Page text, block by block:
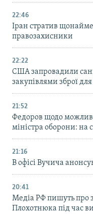
22:46
Іран стратив
правозахисники
22:22
США запровадили
закупівлями зброї
21:52
Федоров щодо
міністра оборони: на
21:16
В офісі Вучича
20:41
Медіа РФ пишуть про
Плохотнюка під час